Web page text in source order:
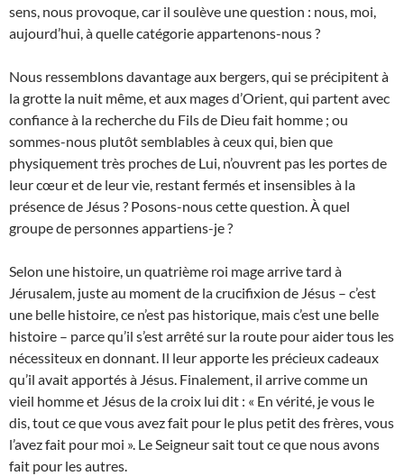
sens, nous provoque, car il soulève une question : nous, moi,
aujourd’hui, à quelle catégorie appartenons-nous ?
Nous ressemblons davantage aux bergers, qui se précipitent à
la grotte la nuit même, et aux mages d’Orient, qui partent avec
confiance à la recherche du Fils de Dieu fait homme ; ou
sommes-nous plutôt semblables à ceux qui, bien que
physiquement très proches de Lui, n’ouvrent pas les portes de
leur cœur et de leur vie, restant fermés et insensibles à la
présence de Jésus ? Posons-nous cette question. À quel
groupe de personnes appartiens-je ?
Selon une histoire, un quatrième roi mage arrive tard à
Jérusalem, juste au moment de la crucifixion de Jésus – c’est
une belle histoire, ce n’est pas historique, mais c’est une belle
histoire – parce qu’il s’est arrêté sur la route pour aider tous les
nécessiteux en donnant. Il leur apporte les précieux cadeaux
qu’il avait apportés à Jésus. Finalement, il arrive comme un
vieil homme et Jésus de la croix lui dit : « En vérité, je vous le
dis, tout ce que vous avez fait pour le plus petit des frères, vous
l’avez fait pour moi ». Le Seigneur sait tout ce que nous avons
fait pour les autres.